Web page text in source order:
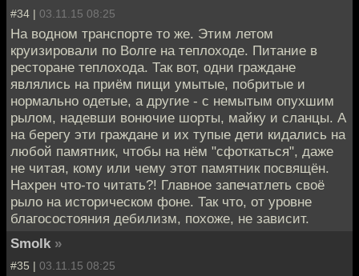
#34 | 03.11.15 08:25
На водном транспорте то же. Этим летом
круизировали по Волге на теплоходе. Питание в
ресторане теплохода. Так вот, одни граждане
являлись на приём пищи умытые, побритые и
нормально одетые, а другие - с немытым опухшим
рылом, надевши вонючие шорты, майку и сланцы. А
на берегу эти граждане и их тупые дети кидались на
любой памятник, чтобы на нём "сфоткаться", даже
не читая, кому или чему этот памятник посвящён.
Нахрен что-то читать?! Главное запечатлеть своё
рыло на историческом фоне. Так что, от уровне
благосостояния дебилизм, похоже, не зависит.
Smolk »
#35 | 03.11.15 08:25